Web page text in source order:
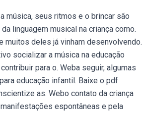
música, seus ritmos e o brincar são
linguagem musical na criança como.
muitos deles já vinham desenvolvendo.
socializar a música na educação
para o. Weba seguir, algumas
educação infantil. Baixe o pdf
as. Webo contato da criança
espontâneas e pela